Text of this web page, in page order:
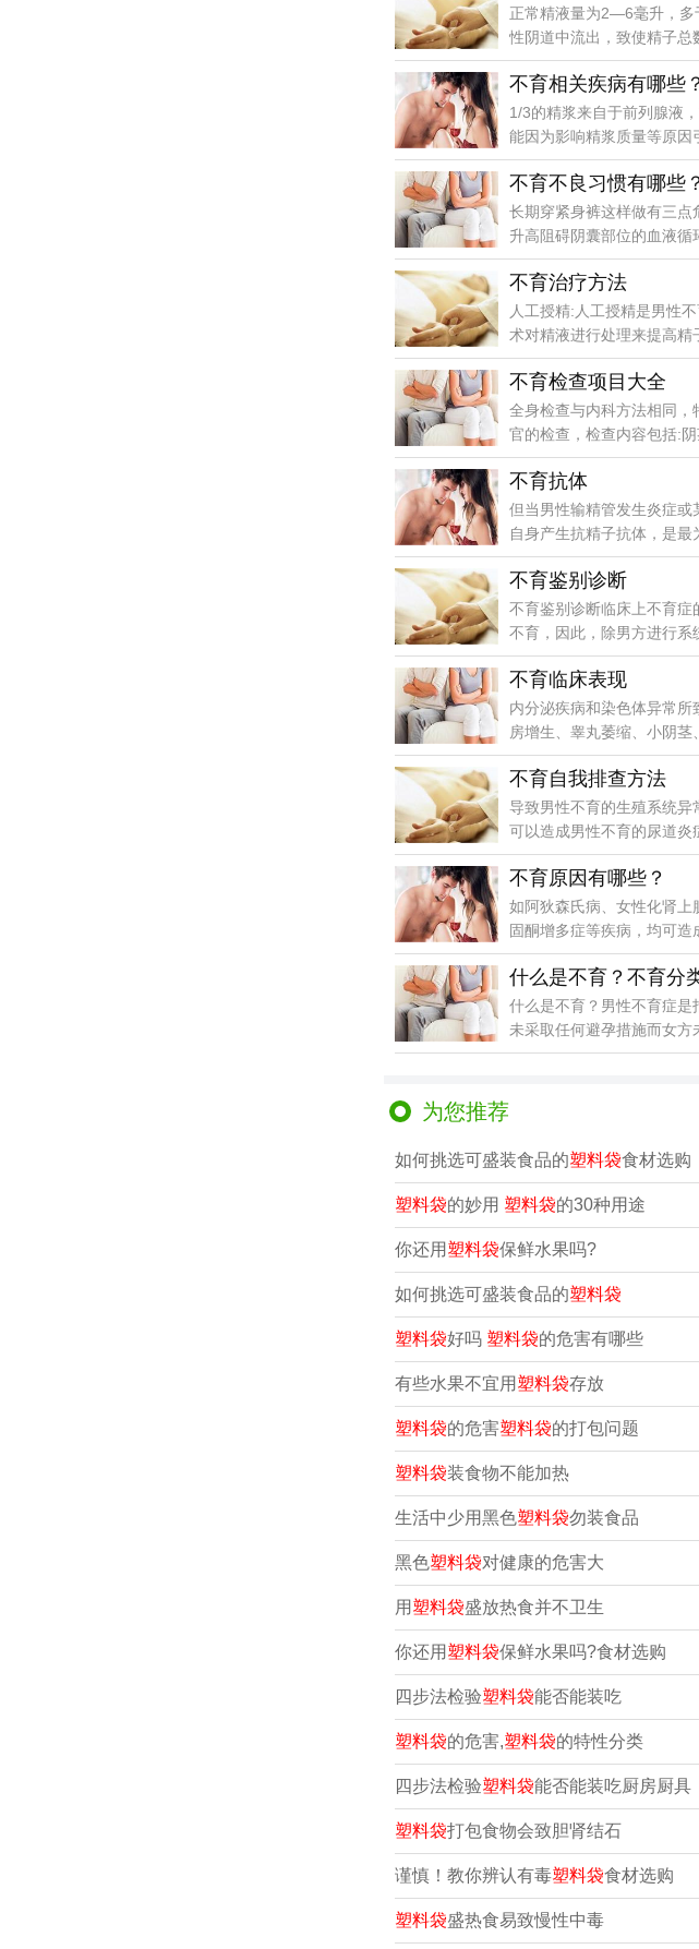
正常精液量为2—6毫升，多
性阴道中流出，致使精子总
不育相关疾病有哪些？
1/3的精浆来自于前列腺液
能因为影响精浆质量等原因引
不育不良习惯有哪些？
长期穿紧身裤这样做有三
升高阻碍阴囊部位的血液循
不育治疗方法
人工授精:人工授精是男性
术对精液进行处理来提高精
不育检查项目大全
全身检查与内科方法相同
官的检查，检查内容包括:
不育抗体
但当男性输精管发生炎症
自身产生抗精子抗体，是最
不育鉴别诊断
不育鉴别诊断临床上不育
不育，因此，除男方进行系
不育临床表现
内分泌疾病和染色体异常
房增生、睾丸萎缩、小阴茎
不育自我排查方法
导致男性不育的生殖系统异
可以造成男性不育的尿道炎
不育原因有哪些？
如阿狄森氏病、女性化肾
固酮增多症等疾病，均可造
什么是不育？不育分
什么是不育？男性不育症是
未采取任何避孕措施而女方
为您推荐
如何挑选可盛装食品的塑料袋食材选购
塑料袋的妙用 塑料袋的30种用途
你还用 塑料袋保鲜水果吗?
如何挑选可盛装食品的塑料袋
塑料袋好吗 塑料袋的危害有哪些
有些水果不宜用 塑料袋存放
塑料袋的危害塑料袋的打包问题
塑料袋装食物不能加热
生活中少用黑色塑料袋勿装食品
黑色塑料袋对健康的危害大
用 塑料袋盛放热食并不卫生
你还用 塑料袋保鲜水果吗?食材选购
四步法检验塑料袋能否能装吃
塑料袋的危害,塑料袋的特性分类
四步法检验塑料袋能否能装吃厨房厨具
塑料袋打包食物会致胆肾结石
谨慎！教你辨认有毒塑料袋食材选购
塑料袋盛热食易致慢性中毒